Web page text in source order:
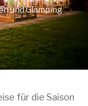
und Glamping
für die Saison